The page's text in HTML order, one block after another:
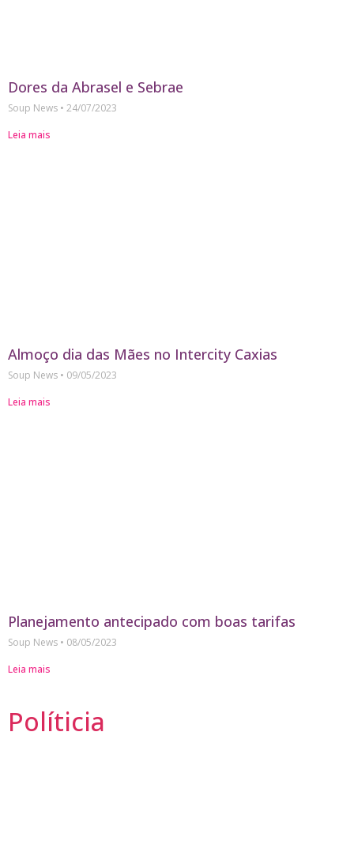
Dores da Abrasel e Sebrae
Soup News
24/07/2023
Leia mais
Almoço dia das Mães no Intercity Caxias
Soup News
09/05/2023
Leia mais
Planejamento antecipado com boas tarifas
Soup News
08/05/2023
Leia mais
Políticia